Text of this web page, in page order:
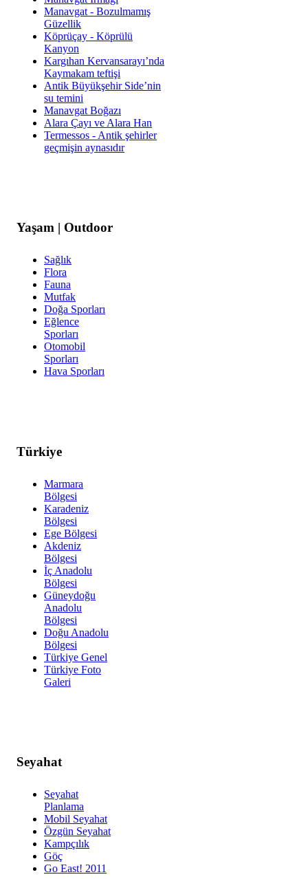
Manavgat - Bozulmamış
Güzellik
Köprüçay - Köprülü
Kanyon
Kargıhan Kervansarayı’nda
Kaymakam teftişi
Antik Büyükşehir Side’nin
su temini
Manavgat Boğazı
Alara Çayı ve Alara Han
Termessos - Antik şehirler
geçmişin aynasıdır
Yaşam | Outdoor
Sağlık
Flora
Fauna
Mutfak
Doğa Sporları
Eğlence
Sporları
Otomobil
Sporları
Hava Sporları
Türkiye
Marmara
Bölgesi
Karadeniz
Bölgesi
Ege Bölgesi
Akdeniz
Bölgesi
İç Anadolu
Bölgesi
Güneydoğu
Anadolu
Bölgesi
Doğu Anadolu
Bölgesi
Türkiye Genel
Türkiye Foto
Galeri
Seyahat
Seyahat
Planlama
Mobil Seyahat
Özgün Seyahat
Kampçılık
Göç
Go East! 2011